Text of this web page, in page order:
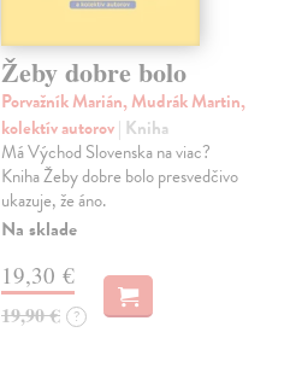
Žeby dobre bolo
Porvažník Marián, Mudrák Martin,
kolektív autorov| Kniha
Má Východ Slovenska na viac?
Kniha Žeby dobre bolo presvedčivo
ukazuje, že áno.
Na sklade
19,30 €
19,90 € ?